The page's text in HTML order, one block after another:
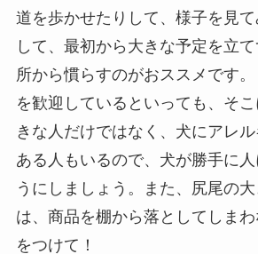
道を歩かせたりして、様子を見
して、最初から大きな予定を立
所から慣らすのがおススメです
を歓迎しているといっても、そ
きな人だけではなく、犬にアレ
ある人もいるので、犬が勝手に
うにしましょう。また、尻尾の
は、商品を棚から落としてしま
をつけて！